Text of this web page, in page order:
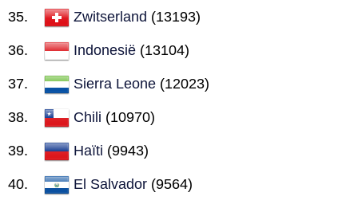
Zwitserland (13193)
Indonesië (13104)
Sierra Leone (12023)
Chili (10970)
Haïti (9943)
El Salvador (9564)